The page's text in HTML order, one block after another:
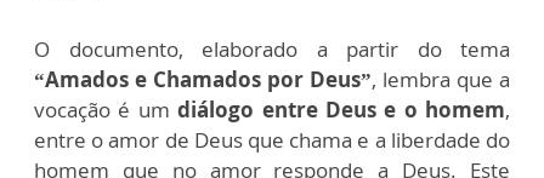
O documento, elaborado a partir do tema
“Amados e Chamados por Deus”, lembra que a
vocação é umdiálogo entre Deus e o homem,
entre o amor de Deus que chama e a liberdade do
homem que no amor responde a Deus. Este